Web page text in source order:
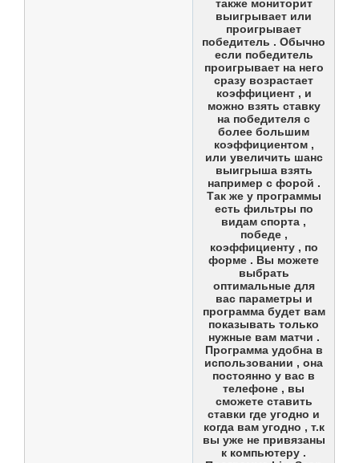
также мониторит
выигрывает или
проигрывает
победитель . Обычно
если победитель
проигрывает на него
сразу возрастает
коэффициент , и
можно взять ставку
на победителя с
более большим
коэффициентом ,
или увеличить шанс
выигрыша взять
например с форой .
Так же у программы
есть фильтры по
видам спорта ,
победе ,
коэффициенту , по
форме . Вы можете
выбрать
оптимальные для
вас параметры и
программа будет вам
показывать только
нужные вам матчи .
Программа удобна в
использовании , она
постоянно у вас в
телефоне , вы
сможете ставить
ставки где угодно и
когда вам угодно , т.к
вы уже не привязаны
к компьютеру .